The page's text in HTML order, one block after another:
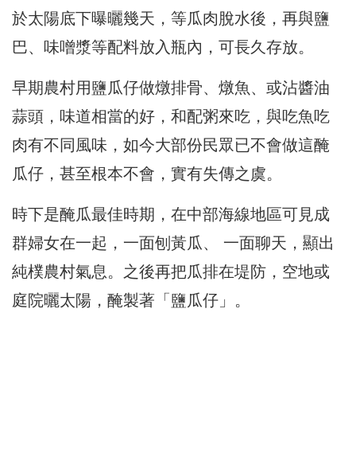
於太陽底下曝曬幾天，等瓜肉脫水後，再與鹽
巴、味噌漿等配料放入瓶內，可長久存放。
早期農村用鹽瓜仔做燉排骨、燉魚、或沾醬油
蒜頭，味道相當的好，和配粥來吃，與吃魚吃
肉有不同風味，如今大部份民眾已不會做這醃
瓜仔，甚至根本不會，實有失傳之虞。
時下是醃瓜最佳時期，在中部海線地區可見成
群婦女在一起，一面刨黃瓜、 一面聊天，顯出
純樸農村氣息。之後再把瓜排在堤防，空地或
庭院曬太陽，醃製著「鹽瓜仔」。